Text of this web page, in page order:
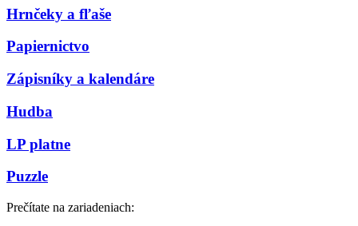
Hrnčeky a fľaše
Papiernictvo
Zápisníky a kalendáre
Hudba
LP platne
Puzzle
Prečítate na zariadeniach: